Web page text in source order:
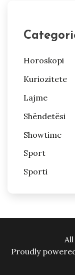
Horoskopi
Kuriozitete
Lajme
Shëndetësi
Showtime
Sport
Sporti
Proudly